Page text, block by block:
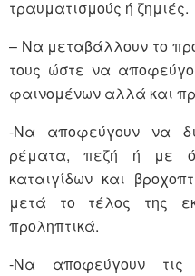
τραυματισμούς ή ζημιές.
– Να μεταβάλλουν το
τους ώστε να
φαινομένων αλλά και
-Να αποφεύγουν να
ρέματα, πεζή ή με
καταιγίδων και
μετά το τέλος της
προληπτικά.
-Να αποφεύγουν τις